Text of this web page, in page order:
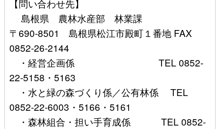
【問い合わせ先】
島根県 農林水産部 林業課
〒690-8501 島根県松江市殿町１番地 FAX
0852-26-2144
・経営企画係 TEL 0852-
22-5158・5163
・水と緑の森づくり係／公有林係 TEL
0852-22-6003・5166・5161
・森林組合・担い手育成係 TEL 0852-